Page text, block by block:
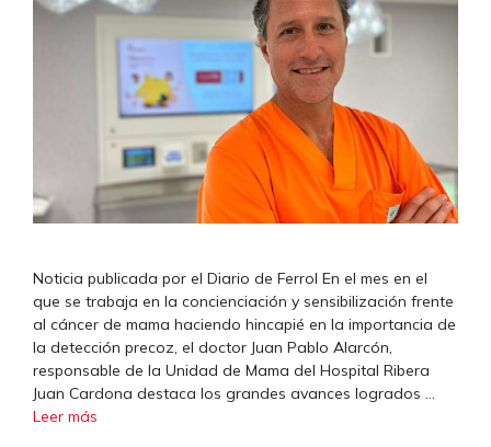
Noticia publicada por el Diario de Ferrol En el mes en el
que se trabaja en la concienciación y sensibilización frente
al cáncer de mama haciendo hincapié en la importancia de
la detección precoz, el doctor Juan Pablo Alarcón,
responsable de la Unidad de Mama del Hospital Ribera
Juan Cardona destaca los grandes avances logrados …
Leer más